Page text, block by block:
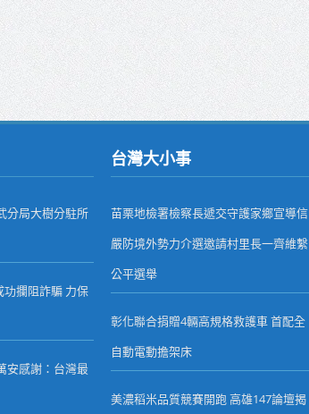
分局大樹分駐所
功攔阻詐騙 力保
安感謝：台灣最
台灣大小事
苗栗地檢署檢察長遞交守護家鄉宣導信
嚴防境外勢力介選邀請村里長一齊維繫
公平選舉
彰化聯合捐贈4輛高規格救護車 首配全
自動電動擔架床
美濃稻米品質競賽開跑 高雄147論壇揭